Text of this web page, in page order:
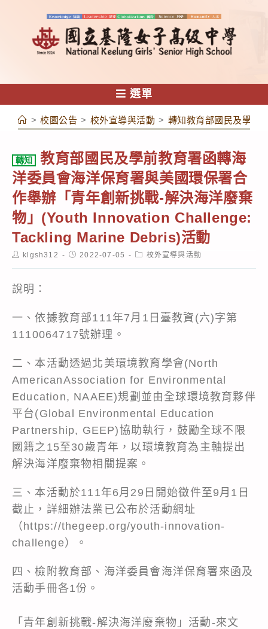
容
選單
> 校園公告 > 校外宣導與活動 > 轉知教育部國民及學前
轉知
教育部國民及學前教育署函轉海
洋委員會海洋保育署與美國環保署合
作舉辦「青年創新挑戰-解決海洋廢棄
物」(Youth Innovation Challenge:
Tackling Marine Debris)活動
Postklgsh312
Post2022-07-05
Post校外宣導與活動
說明：
一、依據教育部111年7月1日臺教資(六)字第
1110064717號辦理。
二、本活動透過北美環境教育學會(North
AmericanAssociation for Environmental
Education, NAAEE)規劃並由全球環境教育夥伴
平台(Global Environmental Education
Partnership, GEEP)協助執行，鼓勵全球不限
國籍之15至30歲青年，以環境教育為主軸提出
解決海洋廢棄物相關提案。
三、本活動於111年6月29日開始徵件至9月1日
截止，詳細辦法業已公布於活動網址
（https://thegeep.org/youth-innovation-
challenge）。
四、檢附教育部、海洋委員會海洋保育署來函及
活動手冊各1份。
「青年創新挑戰-解決海洋廢棄物」活動-來文